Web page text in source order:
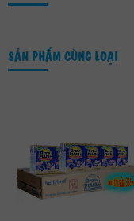
SẢN PHẨM CÙNG LOẠI